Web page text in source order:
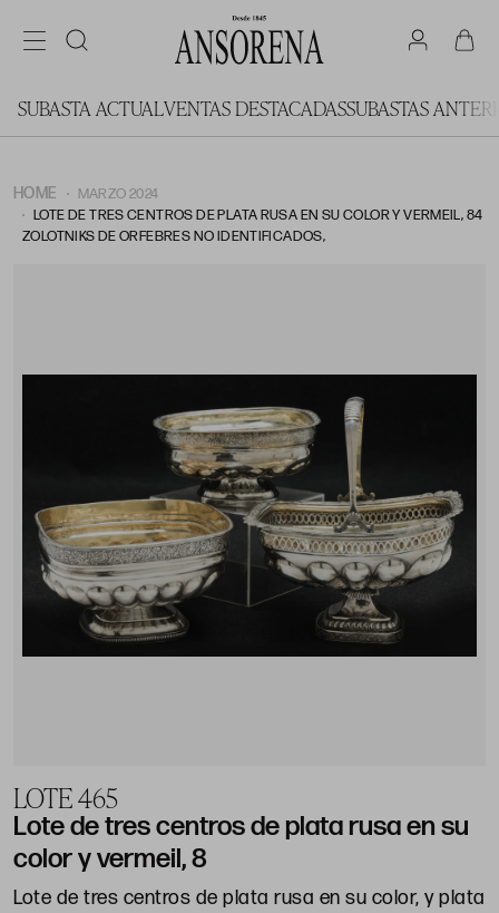
SUBASTA ACTUALVENTAS DESTACADASSUBASTAS
HOME
MARZO 2024
LOTE DE TRES CENTROS DE PLATA RUSA EN SU COLOR Y VERMEIL, 84
ZOLOTNIKS DE ORFEBRES NO IDENTIFICADOS,
LOTE 465
Lote de tres centros de plata rusa en su
color y vermeil, 8
Lote de tres centros de plata rusa en su color, y plata